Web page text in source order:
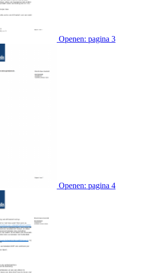
Openen: pagina 3
Openen: pagina 4